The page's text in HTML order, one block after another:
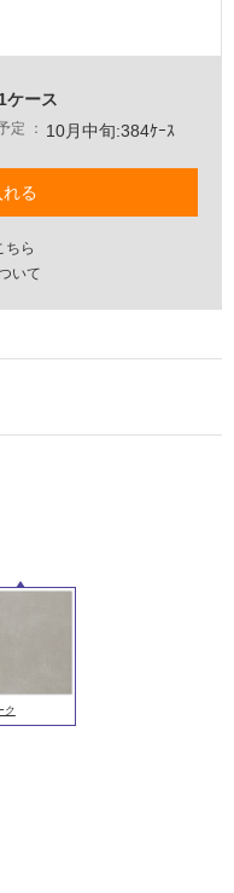
1ケース
定 10月中旬:384ｹｰｽ
る
ちら
いて
ク